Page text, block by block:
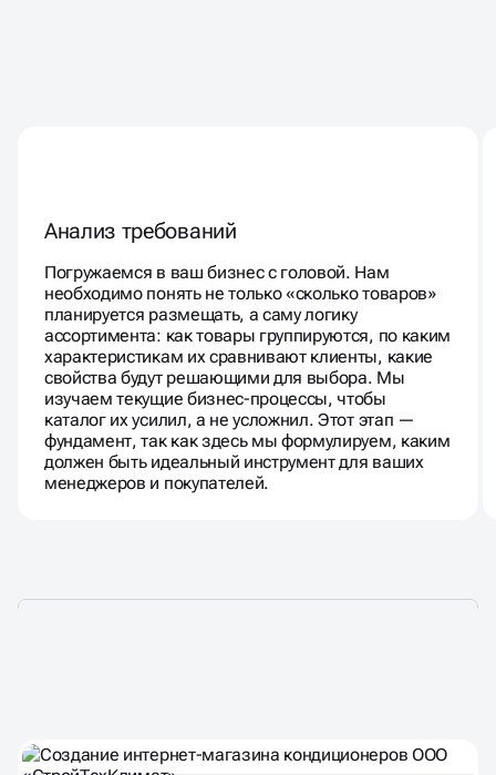
Анализ требований
Погружаемся в ваш бизнес с головой. Нам
необходимо понять не только «сколько товаров»
планируется размещать, а саму логику
ассортимента: как товары группируются, по каким
характеристикам их сравнивают клиенты, какие
свойства будут решающими для выбора. Мы
изучаем текущие бизнес-процессы, чтобы
каталог их усилил, а не усложнил. Этот этап —
фундамент, так как здесь мы формулируем, каким
должен быть идеальный инструмент для ваших
менеджеров и покупателей.